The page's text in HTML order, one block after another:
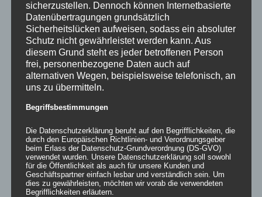
Mehrpunkt-Spannsegel Sevilla
Details
zur Wunschliste
sicherzustellen. Dennoch können Internetbasierte
Datenübertragungen grundsätzlich
Sicherheitslücken aufweisen, sodass ein absoluter
Schutz nicht gewährleistet werden kann. Aus
diesem Grund steht es jeder betroffenen Person
frei, personenbezogene Daten auch auf
alternativen Wegen, beispielsweise telefonisch, an
uns zu übermitteln.
Begriffsbestimmungen
Die Datenschutzerklärung beruht auf den Begrifflichkeiten, die
durch den Europäischen Richtlinien- und Verordnungsgeber
beim Erlass der Datenschutz-Grundverordnung (DS-GVO)
verwendet wurden. Unsere Datenschutzerklärung soll sowohl
für die Öffentlichkeit als auch für unsere Kunden und
Geschäftspartner einfach lesbar und verständlich sein. Um
dies zu gewährleisten, möchten wir vorab die verwendeten
Begrifflichkeiten erläutern.